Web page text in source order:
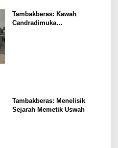
Tambakberas: Kawah
Candradimuka
Tambakberas: Menelisik
Sejarah Memetik Uswah